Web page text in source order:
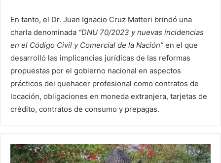
En tanto, el Dr. Juan Ignacio Cruz Matteri brindó una
charla denominada “DNU 70/2023 y nuevas incidencias
en el Código Civil y Comercial de la Nación” en el que
desarrolló las implicancias jurídicas de las reformas
propuestas por el gobierno nacional en aspectos
prácticos del quehacer profesional como contratos de
locación, obligaciones en moneda extranjera, tarjetas de
crédito, contratos de consumo y prepagas.